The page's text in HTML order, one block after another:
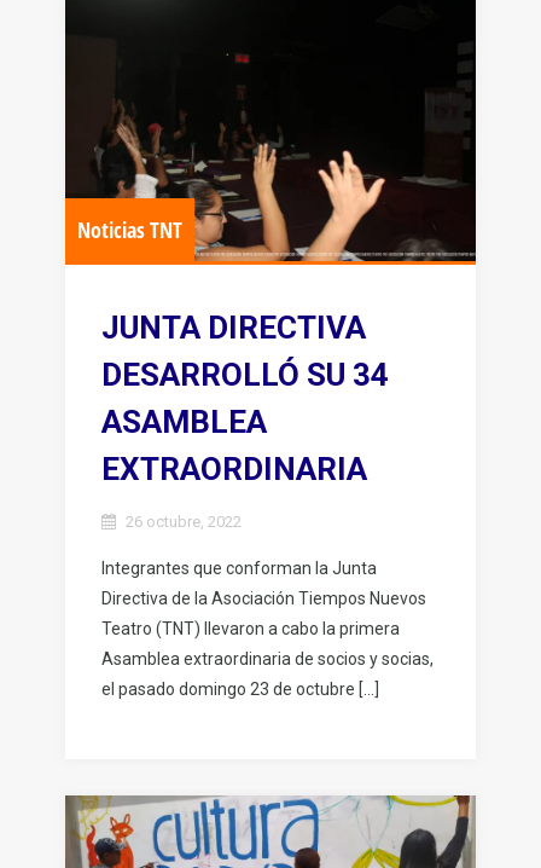
Noticias TNT
JUNTA DIRECTIVA
DESARROLLÓ SU 34
ASAMBLEA
EXTRAORDINARIA
26 octubre, 2022
Integrantes que conforman la Junta
Directiva de la Asociación Tiempos Nuevos
Teatro (TNT) llevaron a cabo la primera
Asamblea extraordinaria de socios y socias,
el pasado domingo 23 de octubre […]